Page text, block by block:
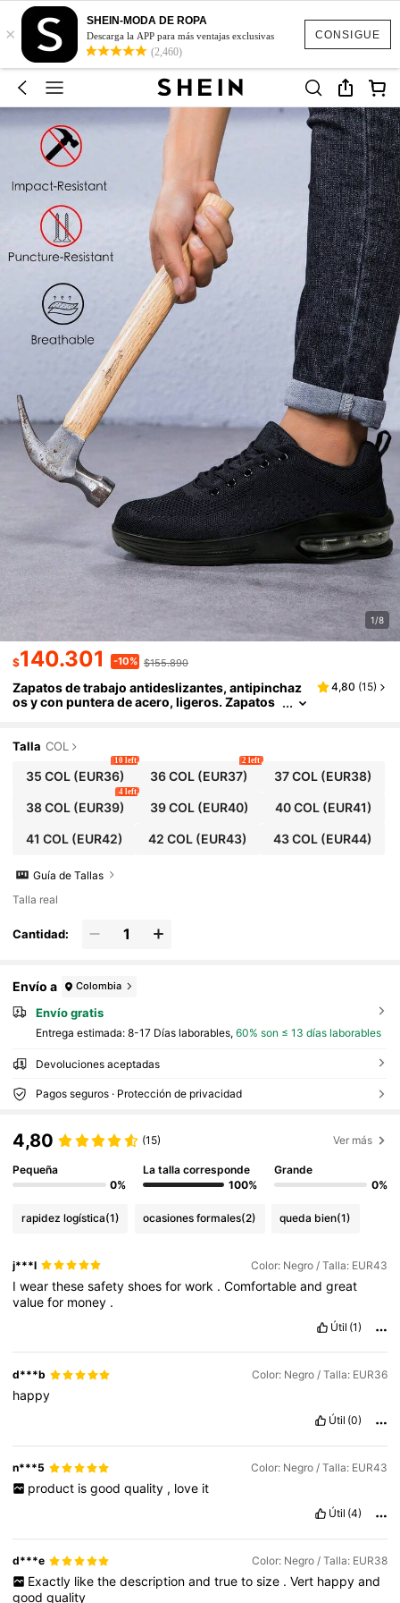
CONSIGUE
×
SHEIN-MODA DE ROPA
Descarga la APP para más ventajas exclusivas
(2,460)
1/8
$140.301 -10% $155.890
Zapatos de trabajo antideslizantes, antipinchaz
os y con puntera de acero, ligeros. Zapatos
boral con amortiguación de aire y puntera de ac
ero para hombres y mujeres.
4,80 (15)
Talla COL
35 COL(EUR36)
10 left
36 COL (EUR37)
2 left
37 COL(EUR38)
38 COL(EUR39)
4 left
39 COL (EUR40) 40 COL(EUR41)
41 COL(EUR42) 42 COL (EUR43) 43 COL(EUR44)
Guía de Tallas
Talla real
Cantidad:
Envío a Colombia
Envío gratis
Entrega estimada: 8-17 Días laborables, 60% son ≤ 13 días laborables
Devoluciones aceptadas
Pagos seguros · Protección de privacidad
4,80 (15) Ver más
Pequeña
0%
La talla corresponde
100%
Grande
0%
rapidez logística(1) ocasiones formales(2) queda bien(1)
j***l Color: Negro / Talla: EUR43
Iwearthesesafetyshoesforwork .Comfortableandgreat
valuefor money .
Útil (1)
d***b Color: Negro / Talla: EUR36
happy
Útil (0)
n***5 Color: Negro / Talla: EUR43
product is good quality , love it
Útil (4)
d***e Color: Negro / Talla: EUR38
Exactly like the description and true to size . Vert happy and
goodquality